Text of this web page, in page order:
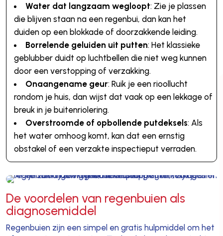
Water dat langzaam wegloopt: Zie je plassen
die blijven staan na een regenbui, dan kan het
duiden op een blokkade of doorzakkende leiding.
Borrelende geluiden uit putten: Het klassieke
geblubber duidt op luchtbellen die niet weg kunnen
door een verstopping of verzakking.
Onaangename geur: Ruik je een rioollucht
rondom je huis, dan wijst dat vaak op een lekkage of
breuk in je buitenriolering.
Overstroomde of opbollende putdeksels: Als
het water omhoog komt, kan dat een ernstig
obstakel of een verzakte inspectieput verraden.
De voordelen van regenbuien als
diagnosemiddel
Regenbuien zijn een simpel en gratis hulpmiddel om het